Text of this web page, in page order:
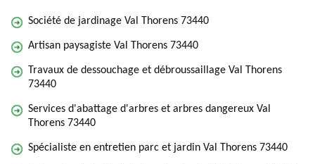
Société de jardinage Val Thorens 73440
Artisan paysagiste Val Thorens 73440
Travaux de dessouchage et débroussaillage Val Thorens
73440
Services d'abattage d'arbres et arbres dangereux Val
Thorens 73440
Spécialiste en entretien parc et jardin Val Thorens 73440